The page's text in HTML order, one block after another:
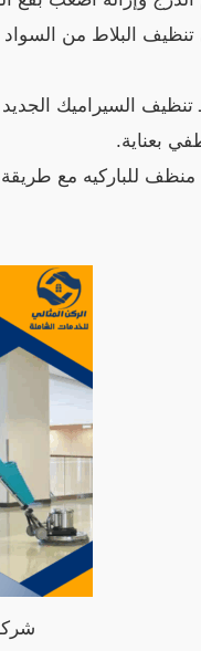
البلاط من السواد
تنظيف السيراميك الجديد
بعناية.
للباركيه مع طريقة